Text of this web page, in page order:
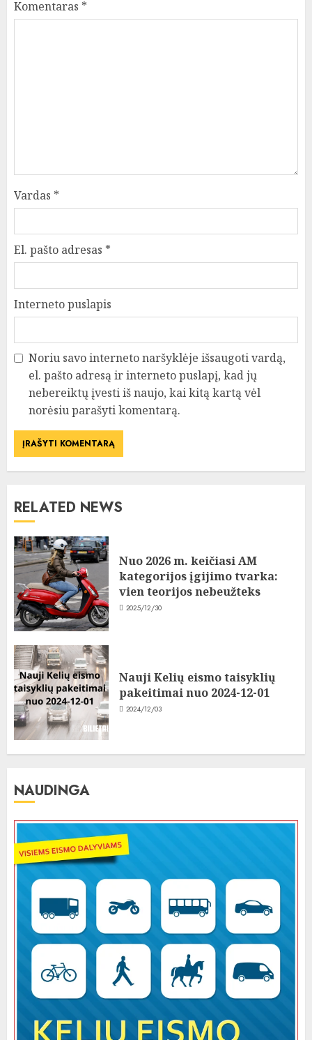
Komentaras *
Vardas *
El. pašto adresas *
Interneto puslapis
Noriu savo interneto naršyklėje išsaugoti vardą,
el. pašto adresą ir interneto puslapį, kad jų
nebereiktų įvesti iš naujo, kai kitą kartą vėl
norėsiu parašyti komentarą.
RELATED NEWS
Nuo 2026 m. keičiasi AM
kategorijos įgijimo tvarka:
vien teorijos nebeužteks
2025/12/30
Nauji Kelių eismo taisyklių
pakeitimai nuo 2024-12-01
2024/12/03
NAUDINGA